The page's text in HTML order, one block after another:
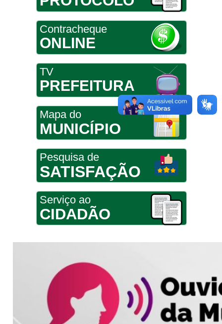
Contracheque
ONLINE
TV
PREFEITURA
Mapa do
MUNICÍPIO
Pesquisa de
SATISFAÇÃO
Serviço ao
CIDADÃO